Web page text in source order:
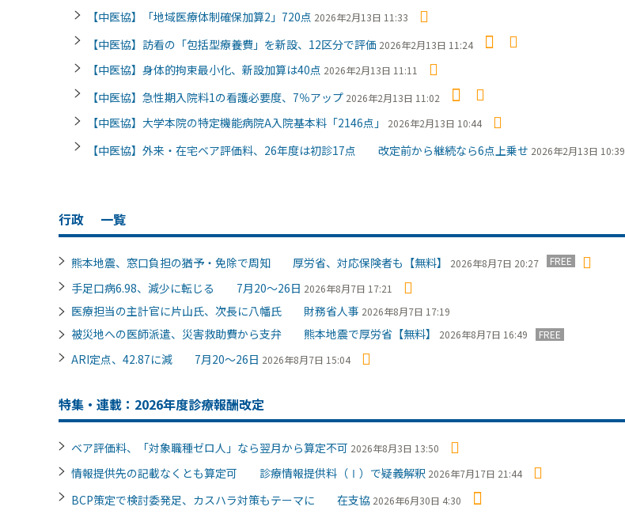
【中医協】「地域医療体制確保加算2」720点 2026年2月13日 11:33
【中医協】訪看の「包括型療養費」を新設、12区分で評価 2026年2月13日 11:24
【中医協】身体的拘束最小化、新設加算は40点 2026年2月13日 11:11
【中医協】急性期入院料1の看護必要度、7％アップ 2026年2月13日 11:02
【中医協】大学本院の特定機能病院A入院基本料「2146点」 2026年2月13日 10:44
【中医協】外来・在宅ベア評価料、26年度は初診17点 改定前から継続なら6点上乗せ 2026年2月13日 10:39
行政 一覧
熊本地震、窓口負担の猶予・免除で周知 厚労省、対応保険者も【無料】 2026年8月7日 20:27 FREE
手足口病6.98、減少に転じる 7月20～26日 2026年8月7日 17:21
医療担当の主計官に片山氏、次長に八幡氏 財務省人事 2026年8月7日 17:19
被災地への医師派遣、災害救助費から支弁 熊本地震で厚労省【無料】 2026年8月7日 16:49 FREE
ARI定点、42.87に減 7月20～26日 2026年8月7日 15:04
特集・連載：2026年度診療報酬改定
ベア評価料、「対象職種ゼロ人」なら翌月から算定不可 2026年8月3日 13:50
情報提供先の記載なくとも算定可 診療情報提供料（Ⅰ）で疑義解釈 2026年7月17日 21:44
BCP策定で検討委発足、カスハラ対策もテーマに 在支協 2026年6月30日 4:30